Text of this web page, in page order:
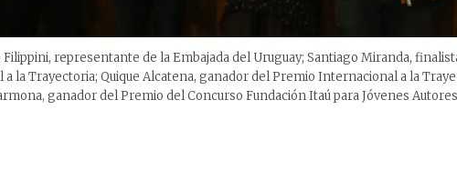
Filippini, representante de la Embajada del Uruguay; Santiago Miranda,
la Trayectoria; Quique Alcatena, ganador del Premio Internacional a la
ganador del Premio del Concurso Fundación Itaú para Jóvenes